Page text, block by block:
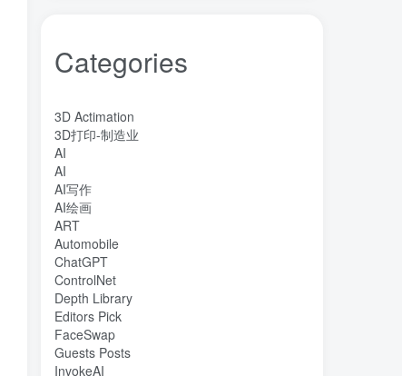
Categories
3D Actimation
3D打印-制造业
AI
AI
AI写作
AI绘画
ART
Automobile
ChatGPT
ControlNet
Depth Library
Editors Pick
FaceSwap
Guests Posts
InvokeAI